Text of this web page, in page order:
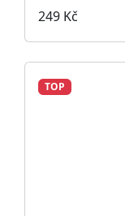
249 Kč
TOP